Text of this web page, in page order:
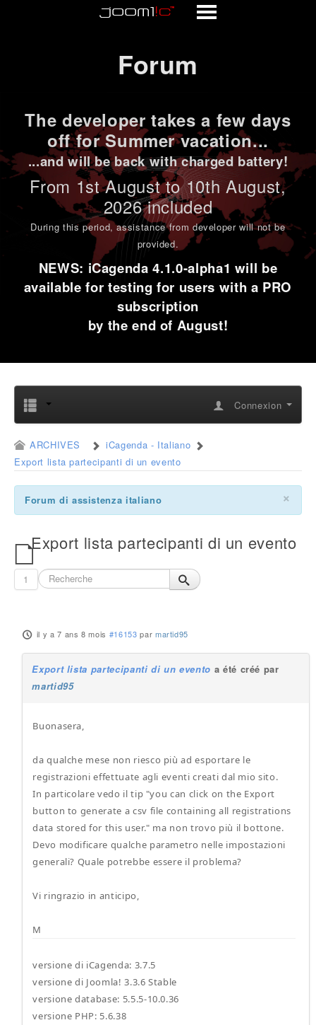
Forum
The developer takes a few days
off for Summer vacation...
...and will be back with charged battery!
From 1stAugust to 10th August,
2026 included
During this period,assistance from developer will not be
provided.
NEWS: iCagenda 4.1.0-alpha1 will be
available for testing for users with a PRO
subscription
by the end of August!
Connexion
ARCHIVES
iCagenda - Italiano
Export lista partecipanti di un evento
×
Forum di assistenza italiano
Export lista partecipanti di un evento
1
il y a 7 ans 8 mois #16153 par martid95
Export lista partecipanti di un evento a été créé par
martid95
Buonasera,
da qualche mese non riesco più ad esportare le
registrazioni effettuate agli eventi creati dal mio sito.
In particolare vedo il tip "you can click on the Export
button to generate a csv file containing all registrations
data stored for this user." ma non trovo più il bottone.
Devo modificare qualche parametro nelle impostazioni
generali? Quale potrebbe essere il problema?
Vi ringrazio in anticipo,
M
versione di iCagenda: 3.7.5
versione di Joomla! 3.3.6 Stable
versione database: 5.5.5-10.0.36
versione PHP: 5.6.38